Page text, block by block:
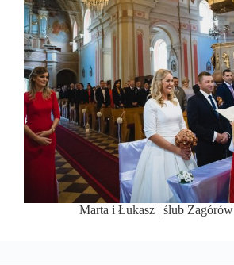
Marta i Łukasz | ślub Zagórów